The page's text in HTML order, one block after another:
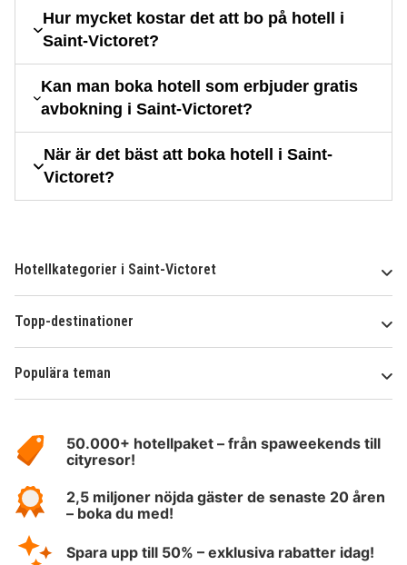
Hur mycket kostar det att bo på hotell i
Saint-Victoret?
Kan man boka hotell som erbjuder gratis
avbokning i Saint-Victoret?
När är det bäst att boka hotell i Saint-
Victoret?
Hotellkategorier i Saint-Victoret
Topp-destinationer
Populära teman
HotelSpecials50.000+ hotellpaket – från spaweekends till
cityresor!
2,5 miljoner nöjda gäster de senaste 20 åren
– boka du med!
Spara upp till 50% – exklusiva rabatter idag!